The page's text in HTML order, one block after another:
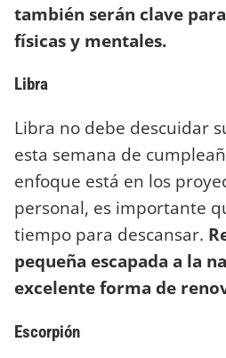
también serán clave
físicas y mentales.
Libra
Libra no debe descuidar
esta semana de
enfoque está en los
personal, es importante
tiempo para descansar.
pequeña escapada a la
excelente forma de
Escorpión